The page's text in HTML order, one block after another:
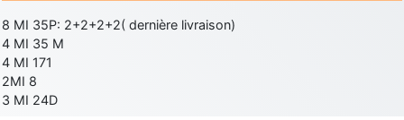
8 MI 35P: 2+2+2+2( dernière livraison)
4 MI 35 M
4 MI 171
2MI 8
3 MI 24D